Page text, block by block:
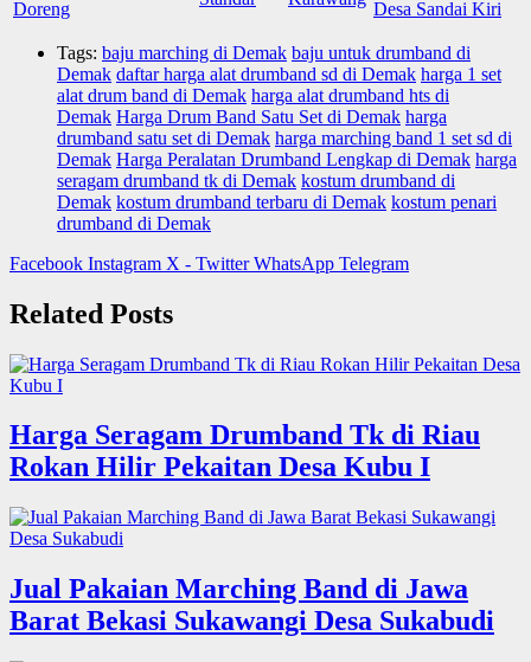
Tags: baju marching di Demak baju untuk drumband di
Demak daftar harga alat drumband sd di Demak harga 1 set
alat drum band di Demak harga alat drumband hts di
Demak Harga Drum Band Satu Set di Demak harga
drumband satu set di Demak harga marching band 1 set sd di
Demak Harga Peralatan Drumband Lengkap di Demak harga
seragam drumband tk di Demak kostum drumband di
Demak kostum drumband terbaru di Demak kostum penari
drumband di Demak
Facebook Instagram X - Twitter WhatsApp Telegram
Related Posts
Harga Seragam Drumband Tk di Riau
Rokan Hilir Pekaitan Desa Kubu I
Jual Pakaian Marching Band di Jawa
Barat Bekasi Sukawangi Desa Sukabudi